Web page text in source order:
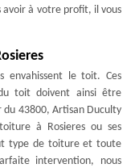
avoir à votre profit, il vous
envahissent le toit. Ces
toit doivent ainsi être
du 43800, Artisan Duculty
à Rosieres ou ses
type de toiture et toute
intervention, nous